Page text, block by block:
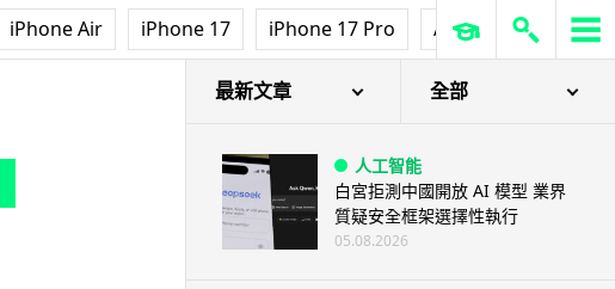
iPhone Air iPhone 17 iPhone 17 Pro AirPods Pro 3
最新文章 全部
人工智能
白宮拒測中國開放 AI 模型 業界
質疑安全框架選擇性執行
05.08.2026